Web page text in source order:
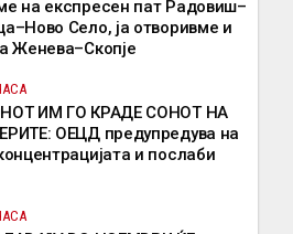
на експресен пат Радовиш–
Село, ја отворивме и
Женева–Скопје
ИМ ГО КРАДЕ СОНОТ НА
ОЕЦД предупредува на
и послаби